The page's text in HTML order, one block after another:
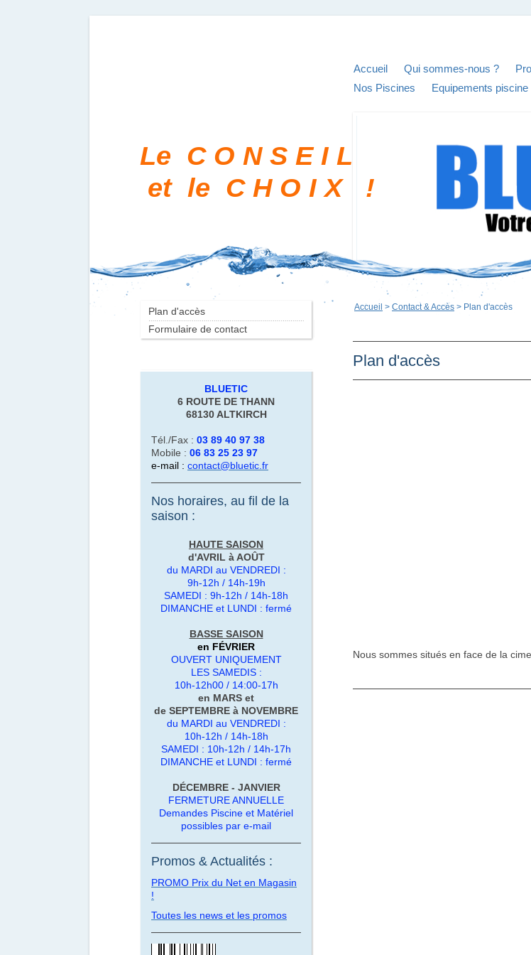
Accueil Qui sommes-nous ?
Nos Piscines
Equipements piscine
Le C O N S E I L
et le C H O I X !
Plan d'accès
Formulaire de contact
BLUETIC
6 ROUTE DE THANN
68130 ALTKIRCH
Tél./Fax : 03 89 40 97 38
Mobile : 06 83 25 23 97
e-mail : contact@bluetic.fr
Nos horaires, au fil de la
saison :
HAUTE SAISON
d'AVRIL à AOÛT
du MARDI au VENDREDI :
9h-12h / 14h-19h
SAMEDI : 9h-12h / 14h-18h
DIMANCHE et LUNDI : fermé
BASSE SAISON
en FÉVRIER
OUVERT UNIQUEMENT
LES SAMEDIS :
10h-12h00 / 14:00-17h
en MARS et
de SEPTEMBRE à NOVEMBRE
du MARDI au VENDREDI :
10h-12h / 14h-18h
SAMEDI : 10h-12h / 14h-17h
DIMANCHE et LUNDI : fermé
DÉCEMBRE - JANVIER
FERMETURE ANNUELLE
Demandes Piscine et Matériel
possibles par e-mail
Promos & Actualités :
PROMO Prix du Net en Magasin
!
Toutes les news et les promos
Accueil > Contact & Accès > Plan d'accès
Plan d'accès
Nous sommes situés en face de la